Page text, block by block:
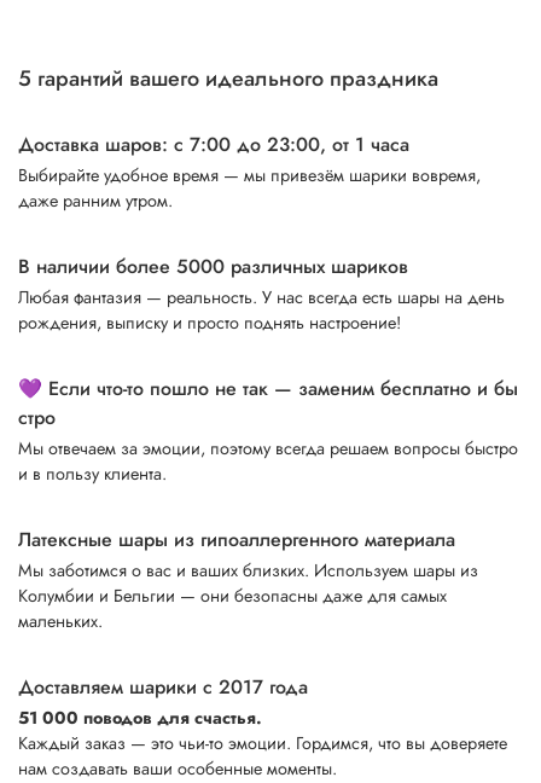
5 гарантий вашего идеального праздника
Доставка шаров: с 7:00 до 23:00, от 1 часа
Выбирайте удобное время — мы привезём шарики вовремя,
даже ранним утром.
В наличии более 5000 различных шариков
Любая фантазия — реальность. У нас всегда есть шары на день
рождения, выписку и просто поднять настроение!
💜 Если что-то пошло не так — заменим бесплатно и бы
стро
Мы отвечаем за эмоции, поэтому всегда решаем вопросы быстро
и в пользу клиента.
Латексные шары из гипоаллергенного материала
Мы заботимся о вас и ваших близких. Используем шары из
Колумбии и Бельгии — они безопасны даже для самых
маленьких.
Доставляем шарики с 2017 года
51 000 поводов для счастья.
Каждый заказ — это чьи-то эмоции. Гордимся, что вы доверяете
нам создавать ваши особенные моменты.